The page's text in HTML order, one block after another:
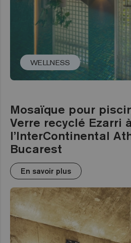
WELLNESS
Mosaïque pour
Verre recyclé Ezarri à
l’InterContinental
Bucarest
En savoir plus